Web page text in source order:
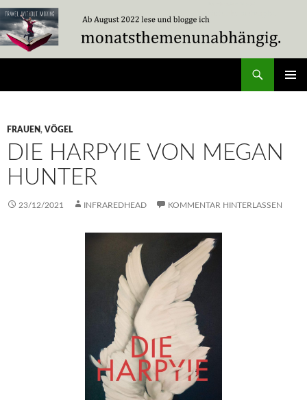
Zum
Inhalt
springen
FRAUEN, VÖGEL
DIE HARPYIE VON MEGAN
HUNTER
23/12/2021 INFRAREDHEAD KOMMENTAR HINTERLASSEN